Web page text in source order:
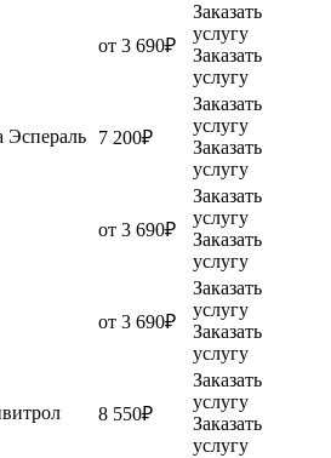
от 3 690₽
Заказать
услугу
Заказать
услугу
Эспераль 7 200₽
Заказать
услугу
Заказать
услугу
от 3 690₽
Заказать
услугу
Заказать
услугу
от 3 690₽
Заказать
услугу
Заказать
услугу
8 550₽
Заказать
услугу
Заказать
услугу